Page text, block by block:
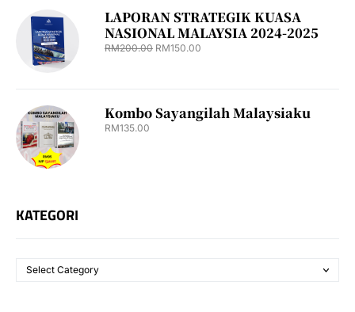
LAPORAN STRATEGIK KUASA
NASIONAL MALAYSIA 2024-2025
RM200.00 RM150.00
Kombo Sayangilah Malaysiaku
RM135.00
KATEGORI